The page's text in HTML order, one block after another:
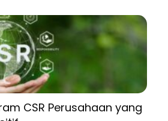
CSR Perusahaan yang